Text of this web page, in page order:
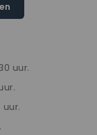
uur.
uur.